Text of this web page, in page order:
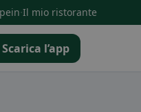
·Il mio ristorante
Scarica l’app